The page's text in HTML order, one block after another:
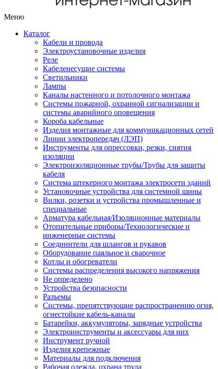
Меню
Каталог
Кабели и провода
Электроустановочные изделия
Реле
Кабеленесущие системы
Светильники
Лампы
Каналы настенного и потолочного монтажа
Системы пожарной, охранной сигнализации и
системы аварийного оповещения
Короба кабельные
Изделия монтажные для коммуникационных сетей
Линии электропередач (ЛЭП)
Инструменты для опрессовки, резки, снятия
изоляции
Электроизоляционные трубы/Трубы для защиты
кабеля
Система штекерного монтажа электросети зданий
Установочные устройства для системной шины
Вилки, розетки и устройства промышленные и
специальные
Арматура кабельная/Изоляционные материалы
Отопительные приборы/Технологические и
инженерные системы
Соединители для шлангов и рукавов
Оборудование паяльное и сварочное
Котлы и обогреватели
Системы распределения высокого напряжения
Не определено
Устройства безопасности
Разъемы
Системы, препятствующие распространению огня,
огнестойкие кабель-каналы
Батарейки, аккумуляторы, зарядные устройства
Электроинструменты и аксессуары для них
Инструмент ручной
Изделия крепежные
Материалы для подключения
Рабочая одежда, охрана труда